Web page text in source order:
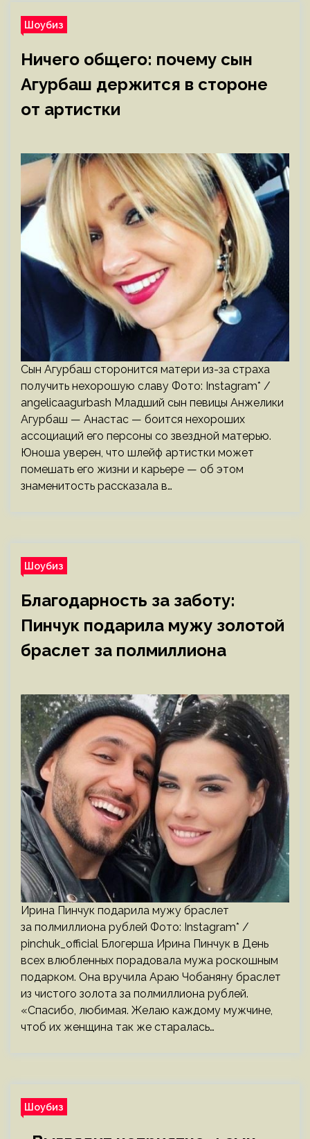
Шоубиз
Ничего общего: почему сын
Агурбаш держится в стороне
от артистки
Сын Агурбаш сторонится матери из-за страха
получить нехорошую славу Фото: Instagram* /
angelicaagurbash Младший сын певицы Анжелики
Агурбаш — Анастас — боится нехороших
ассоциаций его персоны со звездной матерью.
Юноша уверен, что шлейф артистки может
помешать его жизни и карьере — об этом
знаменитость рассказала в…
Шоубиз
Благодарность за заботу:
Пинчук подарила мужу золотой
браслет за полмиллиона
Ирина Пинчук подарила мужу браслет
за полмиллиона рублей Фото: Instagram* /
pinchuk_official Блогерша Ирина Пинчук в День
всех влюбленных порадовала мужа роскошным
подарком. Она вручила Араю Чобаняну браслет
из чистого золота за полмиллиона рублей.
«Спасибо, любимая. Желаю каждому мужчине,
чтоб их женщина так же старалась…
Шоубиз